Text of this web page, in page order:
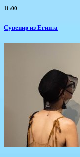
11:00
Сувенир из Египта